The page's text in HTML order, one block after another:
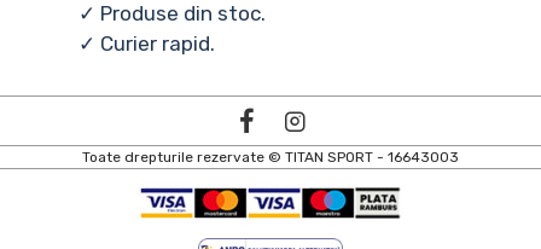
✓ Produse din stoc.
✓ Curier rapid.
Toate drepturile rezervate © TITAN SPORT - 16643003